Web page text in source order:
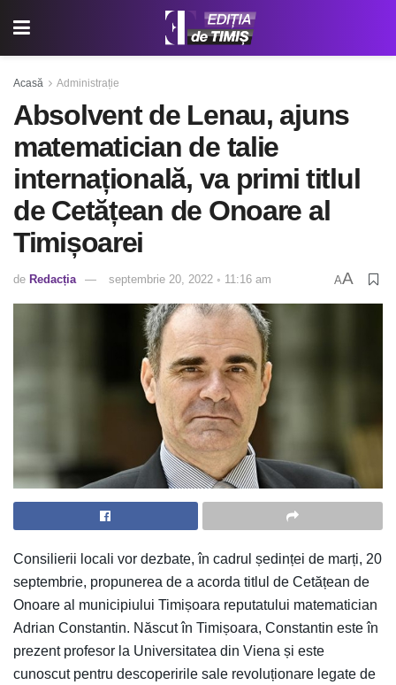
Acasă Administrație
Absolvent de Lenau, ajuns
matematician de talie
internațională, va primi titlul
de Cetățean de Onoare al
Timișoarei
de Redacția septembrie 20, 2022 ◦ 11:16 am AA
Consilierii locali vor dezbate, în cadrul ședinței de marți, 20
septembrie, propunerea de a acorda titlul de Cetățean de
Onoare al municipiului Timișoara reputatului matematician
Adrian Constantin. Născut în Timișoara, Constantin este în
prezent profesor la Universitatea din Viena și este
cunoscut pentru descoperirile sale revoluționare legate de